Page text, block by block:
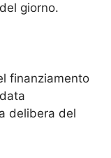
giorno.
finanziamento
delibera del